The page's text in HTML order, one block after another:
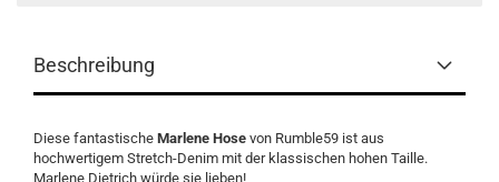
Beschreibung
Diese fantastische Marlene Hose von Rumble59 ist aus
hochwertigem Stretch-Denim mit der klassischen hohen Taille.
Marlene Dietrich würde sie lieben!